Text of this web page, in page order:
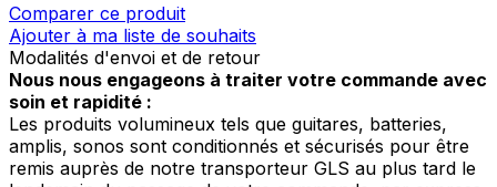
Comparer ce produit
Ajouter à ma liste de souhaits
Modalités d'envoi et de retour
Nous nous engageons à traiter votre commande avec
soin et rapidité :
Les produits volumineux tels que guitares, batteries,
amplis, sonos sont conditionnés et sécurisés pour être
remis auprès de notre transporteur GLS au plus tard le